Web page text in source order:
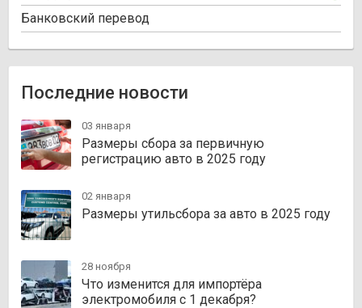
Банковский перевод
Последние новости
03 января
Размеры сбора за первичную
регистрацию авто в 2025 году
02 января
Размеры утильсбора за авто в 2025 году
28 ноября
Что изменится для импортёра
электромобиля с 1 декабря?